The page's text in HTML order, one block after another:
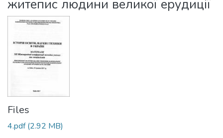
житепис людини великої ерудиції
Files
4.pdf(2.92 MB)